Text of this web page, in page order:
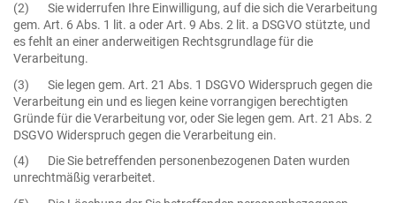
(2) Sie widerrufen Ihre Einwilligung, auf die sich die Verarbeitung
gem. Art. 6 Abs. 1 lit. a oder Art. 9 Abs. 2 lit. a DSGVO stützte, und
es fehlt an einer anderweitigen Rechtsgrundlage für die
Verarbeitung.
(3) Sie legen gem. Art. 21 Abs. 1 DSGVO Widerspruch gegen die
Verarbeitung ein und es liegen keine vorrangigen berechtigten
Gründe für die Verarbeitung vor, oder Sie legen gem. Art. 21 Abs. 2
DSGVO Widerspruch gegen die Verarbeitung ein.
(4) Die Sie betreffenden personenbezogenen Daten wurden
unrechtmäßig verarbeitet.